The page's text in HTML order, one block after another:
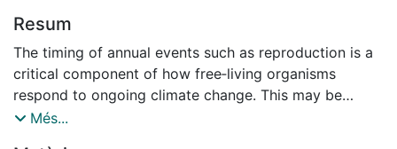
Resum
The timing of annual events such as reproduction is a
critical component of how free‐living organisms
respond to ongoing climate change. This may be
especially true in the Arctic, which is disproportionally
Més...